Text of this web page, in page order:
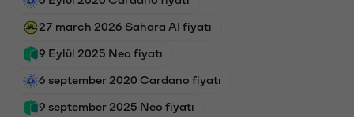
27 march 2026 Sahara AI fiyatı
9 Eylül 2025 Neo fiyatı
6 september 2020 Cardano fiyatı
9 september 2025 Neo fiyatı